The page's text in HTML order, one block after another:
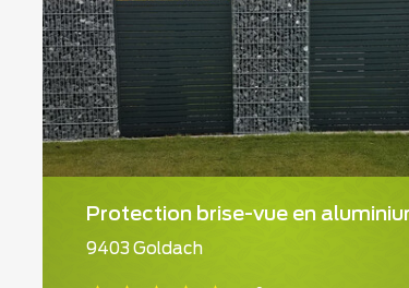
Protection brise-vue en
9403 Goldach